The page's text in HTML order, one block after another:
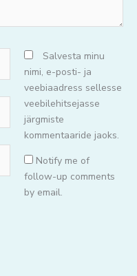
Salvesta minu
nimi, e-posti- ja
veebiaadress sellesse
veebilehitsejasse
järgmiste
kommentaaride jaoks.
Notify me of
follow-up comments
by email.